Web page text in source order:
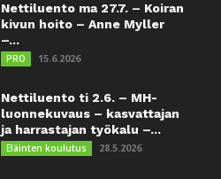
Nettiluento ma 27.7. – Koiran
kivun hoito – Anne Myller
–...
PRO 15.6.2026
Nettiluento ti 2.6. – MH-
luonnekuvaus – kasvattajan
ja harrastajan työkalu –...
Eläinten koulutus 28.5.2026